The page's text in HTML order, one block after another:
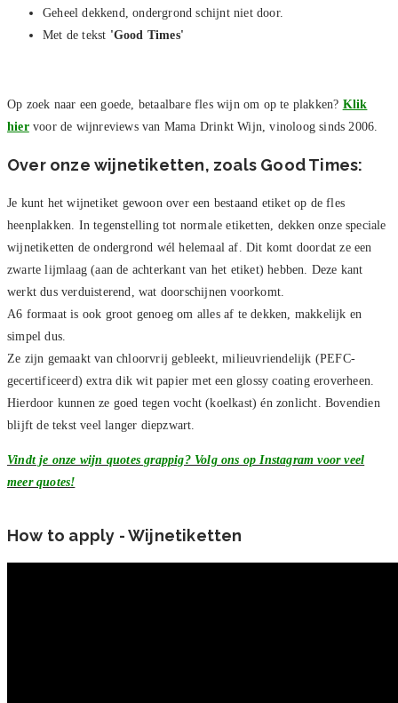
Geheel dekkend, ondergrond schijnt niet door.
Met de tekst 'Good Times'
Op zoek naar een goede, betaalbare fles wijn om op te plakken? Klik
hiervoor de wijnreviews van Mama Drinkt Wijn, vinoloog sinds 2006.
Over onze wijnetiketten, zoals Good Times:
Je kunt het wijnetiket gewoon over een bestaand etiket op de fles
heenplakken. In tegenstelling tot normale etiketten, dekken onze speciale
wijnetiketten de ondergrond wél helemaal af. Dit komt doordat ze een
zwarte lijmlaag (aan de achterkant van het etiket) hebben. Deze kant
werkt dus verduisterend, wat doorschijnen voorkomt.
A6 formaat is ook groot genoeg om alles af te dekken, makkelijk en
simpel dus.
Ze zijn gemaakt van chloorvrij gebleekt, milieuvriendelijk (PEFC-
gecertificeerd) extra dik wit papier met een glossy coating eroverheen.
Hierdoor kunnen ze goed tegen vocht (koelkast) én zonlicht. Bovendien
blijft de tekst veel langer diepzwart.
Vindt je onze wijn quotes grappig? Volg ons op Instagram voor veel
meer quotes!
How to apply - Wijnetiketten